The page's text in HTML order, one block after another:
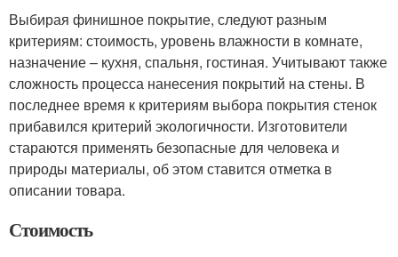
Выбирая финишное покрытие, следуют разным
критериям: стоимость, уровень влажности в комнате,
назначение – кухня, спальня, гостиная. Учитывают также
сложность процесса нанесения покрытий на стены. В
последнее время к критериям выбора покрытия стенок
прибавился критерий экологичности. Изготовители
стараются применять безопасные для человека и
природы материалы, об этом ставится отметка в
описании товара.
Стоимость